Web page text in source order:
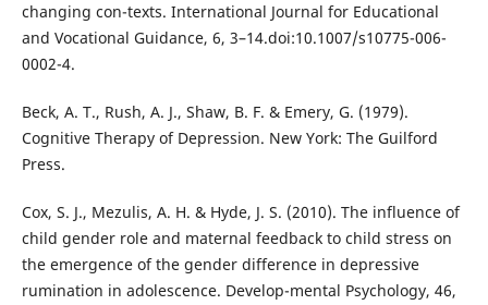
changing con-texts. International Journal for Educational
and Vocational Guidance, 6, 3–14.doi:10.1007/s10775-006-
0002-4.
Beck, A. T., Rush, A. J., Shaw, B. F. & Emery, G. (1979).
Cognitive Therapy of Depression. New York: The Guilford
Press.
Cox, S. J., Mezulis, A. H. & Hyde, J. S. (2010). The influence of
child gender role and maternal feedback to child stress on
the emergence of the gender difference in depressive
rumination in adolescence. Develop-mental Psychology, 46,